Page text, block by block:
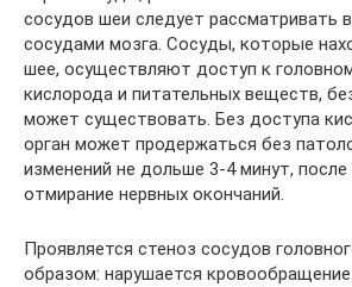
сосудов шеи следует рассматривать
сосудами мозга. Сосуды, которые
шее, осуществляют доступ к
кислорода и питательных веществ,
может существовать. Без доступа
орган может продержаться без
изменений не дольше 3-4 минут, после
отмирание нервных окончаний.
Проявляется стеноз сосудов
образом: нарушается